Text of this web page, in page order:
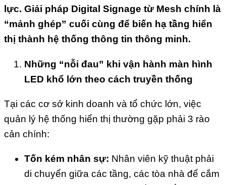
lực. Giải pháp Digital Signage từ Mesh chính là
“mảnh ghép” cuối cùng để biến hạ tầng hiển
thị thành hệ thống thông tin thông minh.
Những “nỗi đau” khi vận hành màn hình
LED khổ lớn theo cách truyền thống
Tại các cơ sở kinh doanh và tổ chức lớn, việc
quản lý hệ thống hiển thị thường gặp phải 3 rào
cản chính:
Tốn kém nhân sự: Nhân viên kỹ thuật phải
di chuyển giữa các tầng, các tòa nhà để cắm